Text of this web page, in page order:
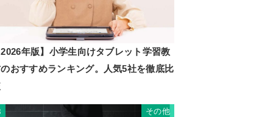
年版】小学生向けタブレット学習教
おすすめランキング。人気5社を徹底比
その他